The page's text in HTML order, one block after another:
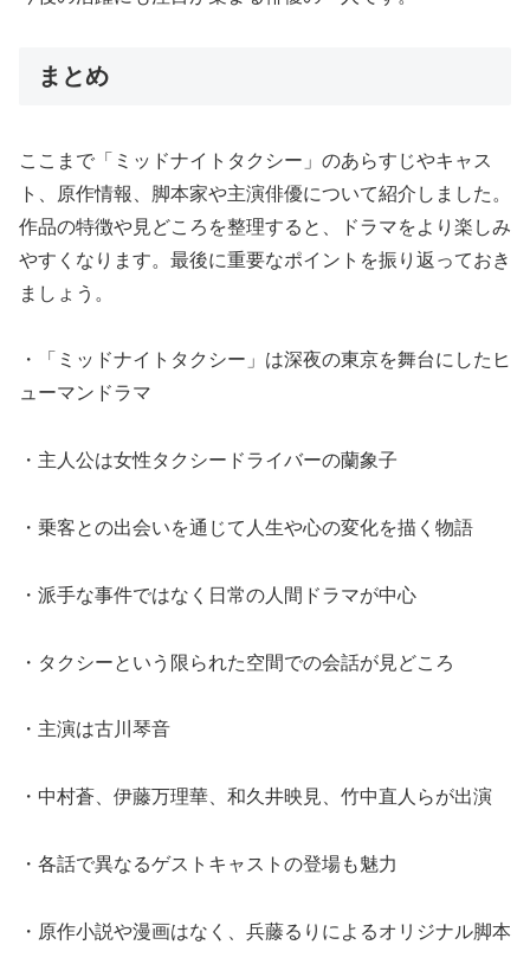
まとめ
ここまで「ミッドナイトタクシー」のあらすじやキャス
ト、原作情報、脚本家や主演俳優について紹介しました。
作品の特徴や見どころを整理すると、ドラマをより楽しみ
やすくなります。最後に重要なポイントを振り返っておき
ましょう。
・「ミッドナイトタクシー」は深夜の東京を舞台にしたヒ
ューマンドラマ
・主人公は女性タクシードライバーの蘭象子
・乗客との出会いを通じて人生や心の変化を描く物語
・派手な事件ではなく日常の人間ドラマが中心
・タクシーという限られた空間での会話が見どころ
・主演は古川琴音
・中村蒼、伊藤万理華、和久井映見、竹中直人らが出演
・各話で異なるゲストキャストの登場も魅力
・原作小説や漫画はなく、兵藤るりによるオリジナル脚本